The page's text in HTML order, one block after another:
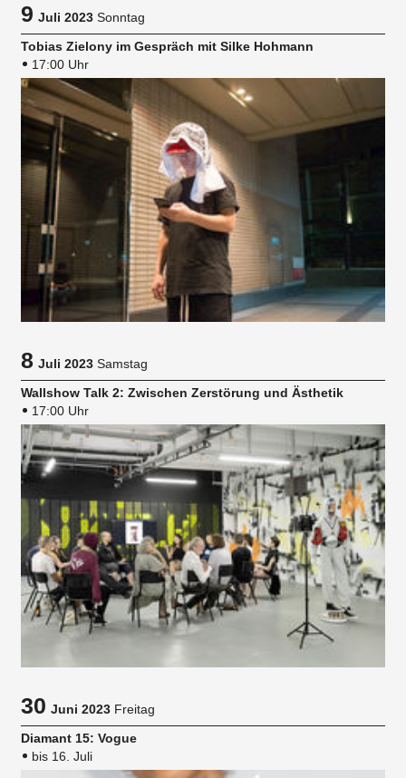
9Juli 2023 Sonntag
Tobias Zielony im Gespräch mit Silke Hohmann
17:00 Uhr
8Juli 2023 Samstag
Wallshow Talk 2: Zwischen Zerstörung und Ästhetik
17:00 Uhr
30Juni 2023 Freitag
Diamant 15: Vogue
bis 16. Juli